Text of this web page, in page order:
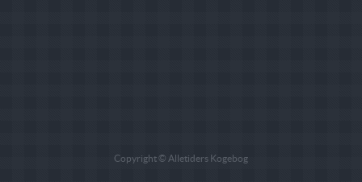
Copyright © Alletiders Kogebog